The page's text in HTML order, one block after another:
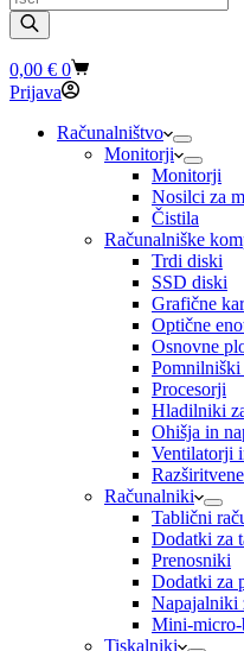
search
Shopping
cart
0,00 € 0
Prijava
Računalništvo
Monitorji
Monitorji
Nosilci za
Čistila
Računalniške
Trdi diski
SSD diski
Grafične
Optične
Osnovne
Procesorji
Hladilniki
Ohišja in
Ventilatorji
Računalniki
Tablični
Dodatki za
Prenosniki
Dodatki za
Napajalniki
Mini-micro-
Tiskalniki